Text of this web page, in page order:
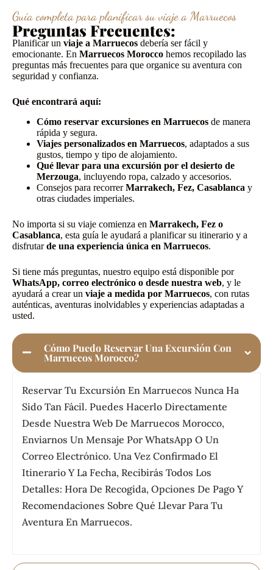
Guía completa para planificar su viaje a Marruecos
Preguntas Frecuentes:
Planificar un viaje a Marruecos debería ser fácil y
emocionante. En Marruecos Morocco hemos recopilado las
preguntas más frecuentes para que organice su aventura con
seguridad y confianza.
Qué encontrará aquí:
Cómo reservar excursiones en Marruecos de manera
rápida y segura.
Viajes personalizados en Marruecos, adaptados a sus
gustos, tiempo y tipo de alojamiento.
Qué llevar para una excursión por el desierto de
Merzouga, incluyendo ropa, calzado y accesorios.
Consejos para recorrerMarrakech, Fez, Casablanca y
otras ciudades imperiales.
No importa si su viaje comienza en Marrakech, Fez o
Casablanca, esta guía le ayudará a planificar su itinerario y a
disfrutarde una experiencia única en Marruecos.
Si tiene más preguntas, nuestro equipo está disponible por
WhatsApp, correo electrónico o desde nuestra web, y le
ayudará a crear un viaje a medida por Marruecos, con rutas
auténticas, aventuras inolvidables y experiencias adaptadas a
usted.
Cómo Puedo Reservar Una Excursión Con
Marruecos Morocco?
Reservar Tu Excursión En Marruecos Nunca Ha
Sido Tan Fácil. Puedes Hacerlo Directamente
Desde Nuestra Web De Marruecos Morocco,
Enviarnos Un Mensaje Por WhatsApp O Un
Correo Electrónico. Una Vez Confirmado El
Itinerario Y La Fecha, Recibirás Todos Los
Detalles: Hora De Recogida, Opciones De Pago Y
Recomendaciones Sobre Qué Llevar Para Tu
Aventura En Marruecos.